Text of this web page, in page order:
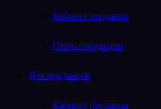
Кабинет продавца
Стать продавцом
Для продавцов
Кабинет продавца